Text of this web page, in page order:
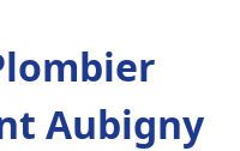
Aubigny